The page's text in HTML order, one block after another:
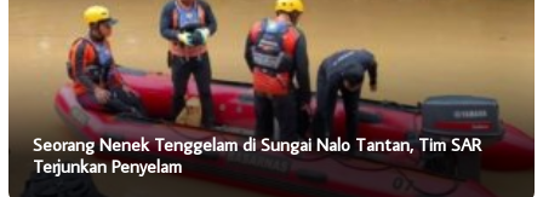
Seorang Nenek Tenggelam di Sungai Nalo Tantan, Tim SAR
Terjunkan Penyelam